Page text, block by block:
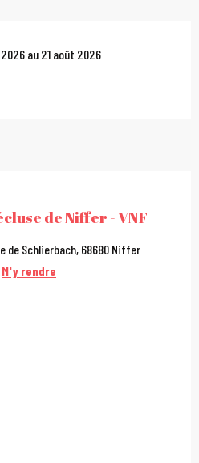
au 21 août 2026
de Niffer - VNF
de Schlierbach, 68680 Niffer
M'y rendre